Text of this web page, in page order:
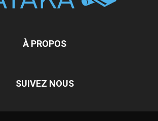
À PROPOS
SUIVEZ NOUS